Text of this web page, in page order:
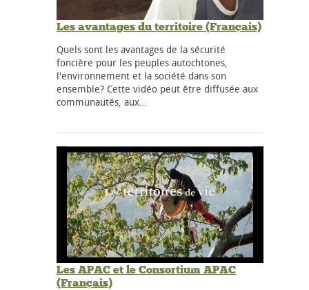
Les avantages du territoire (Français)
Quels sont les avantages de la sécurité
foncière pour les peuples autochtones,
l'environnement et la société dans son
ensemble? Cette vidéo peut être diffusée aux
communautés, aux…
Les APAC et le Consortium APAC
(Français)